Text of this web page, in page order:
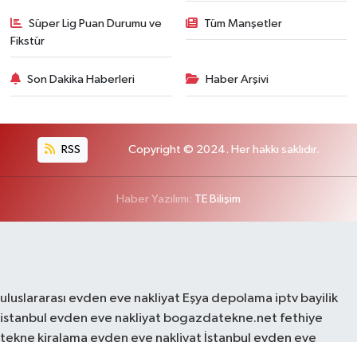
Süper Lig Puan Durumu ve
Fikstür
Tüm Manşetler
Son Dakika Haberleri Haber Arşivi
RSS Copyright © 2024. Her hakkı saklıdır.
Haber Yazılımı: TE Bilişim
uluslararası evden eve nakliyat Eşya depolama iptv bayilik
istanbul evden eve nakliyat bogazdatekne.net fethiye
tekne kiralama evden eve nakliyat İstanbul evden eve